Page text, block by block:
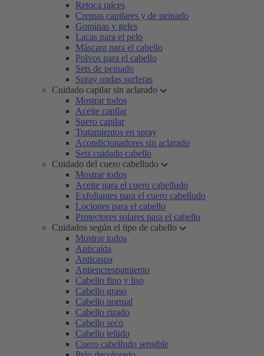
Retoca raíces
Cremas capilares y de peinado
Gominas y geles
Lacas para el pelo
Máscara para el cabello
Polvos para el cabello
Sets de peinado
Spray ondas surferas
Cuidado capilar sin aclarado
Mostrar todos
Aceite capilar
Suero capilar
Tratamientos en spray
Acondicionadores sin aclarado
Sets cuidado cabello
Cuidado del cuero cabelludo
Mostrar todos
Aceite para el cuero cabelludo
Exfoliantes para el cuero cabelludo
Lociones para el cabello
Protectores solares para el cabello
Cuidados según el tipo de cabello
Mostrar todos
Anticaída
Anticaspa
Antiencrespamiento
Cabello fino y liso
Cabello graso
Cabello normal
Cabello rizado
Cabello seco
Cabello teñido
Cuero cabelludo sensible